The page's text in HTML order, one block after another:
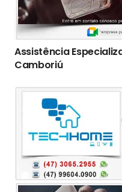
Assistência
Camboriú